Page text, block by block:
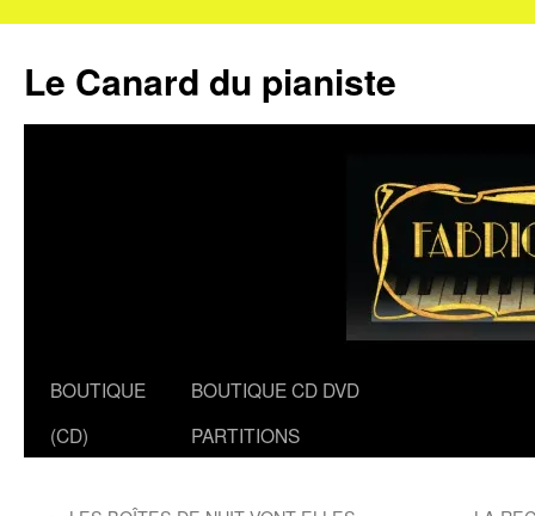
Le Canard du pianiste
Aller
BOUTIQUE
(CD)
BOUTIQUE CD DVD
PARTITIONS